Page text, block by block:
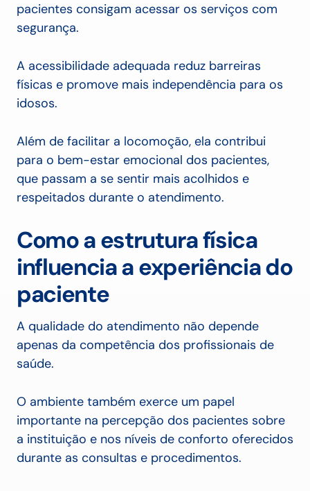
pacientes consigam acessar os serviços com
segurança.
A acessibilidade adequada reduz barreiras
físicas e promove mais independência para os
idosos.
Além de facilitar a locomoção, ela contribui
para o bem-estar emocional dos pacientes,
que passam a se sentir mais acolhidos e
respeitados durante o atendimento.
Como a estrutura física
influencia a experiência do
paciente
A qualidade do atendimento não depende
apenas da competência dos profissionais de
saúde.
O ambiente também exerce um papel
importante na percepção dos pacientes sobre
a instituição e nos níveis de conforto oferecidos
durante as consultas e procedimentos.